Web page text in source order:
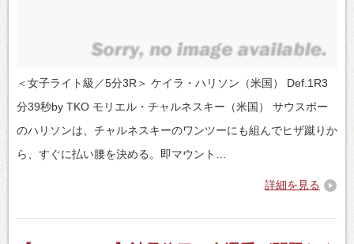
＜女子ライト級／5分3R＞ ケイラ・ハリソン（米国） Def.1R3
分39秒by TKO モリエル・チャルネスキー（米国） サウスポー
のハリソンは、チャルネスキーのワンツーにも組んでヒザ蹴りか
ら、すぐに払い腰を決める。即マウント…
詳細を見る